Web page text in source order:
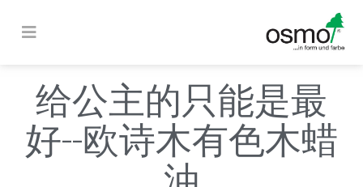
给公主的只能是最
好--欧诗木有色木蜡